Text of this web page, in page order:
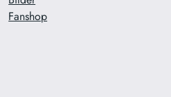
Fanshop